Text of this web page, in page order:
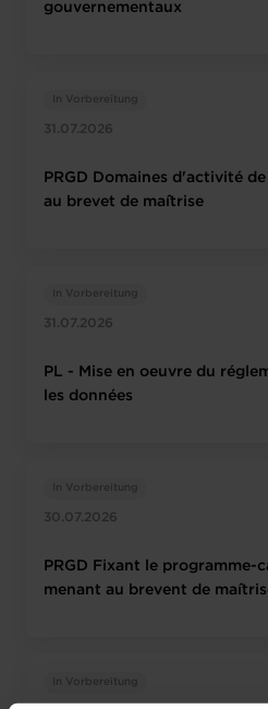
gouvernementaux
31.07.2026
In Vorbereitung
PRGD Domaines d'activité
au brevet de maîtrise
31.07.2026
In Vorbereitung
PL - Mise en oeuvre du
les données
30.07.2026
In Vorbereitung
PRGD Fixant le programme-
menant au brevent de
In Vorbereitung